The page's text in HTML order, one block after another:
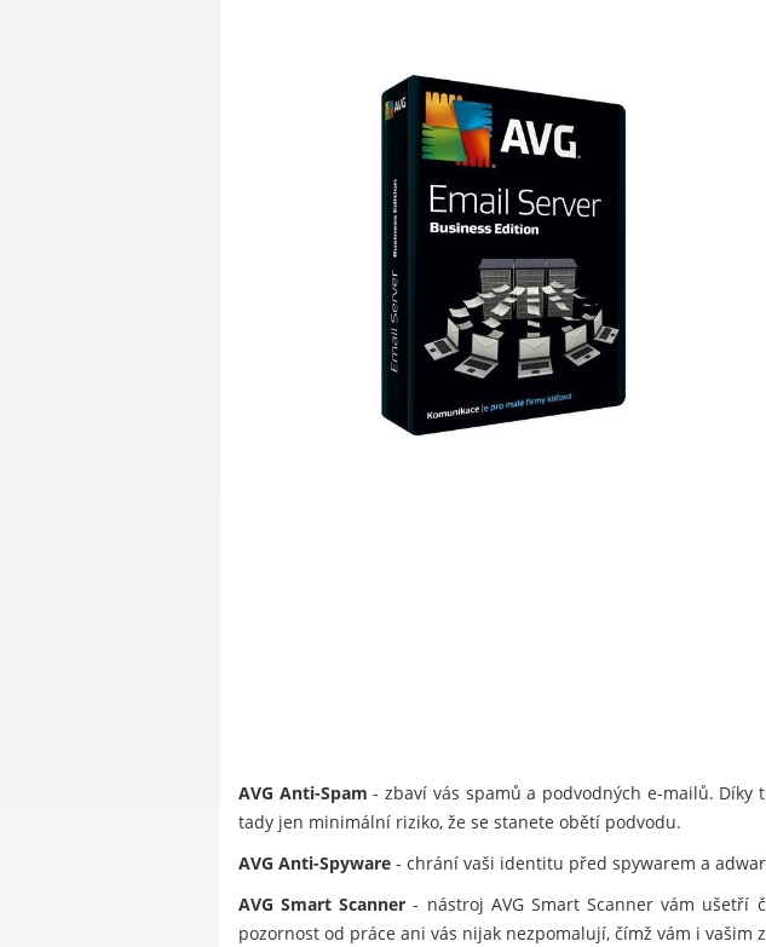
AVG Anti-Spam - zbaví vás spamů a podvodných e-mailů.
tady jen minimální riziko, že se stanete obětí podvodu.
AVG Anti-Spyware - chrání vaši identitu před spywarem a
AVG Smart Scanner - nástroj AVG Smart Scanner vám ušetří
pozornost od práce ani vás nijak nezpomalují, čímž vám i